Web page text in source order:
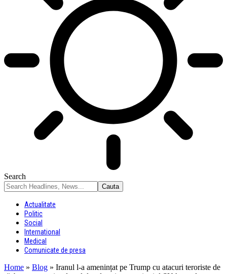
Search
Actualitate
Politic
Social
International
Medical
Comunicate de presa
Home » Blog » Iranul l-a amenințat pe Trump cu atacuri teroriste de